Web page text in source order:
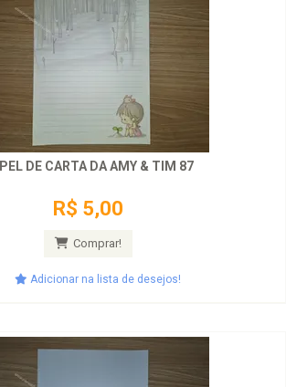
DE CARTA DA AMY & TIM 87
R$ 5,00
Comprar!
Adicionar na lista de desejos!